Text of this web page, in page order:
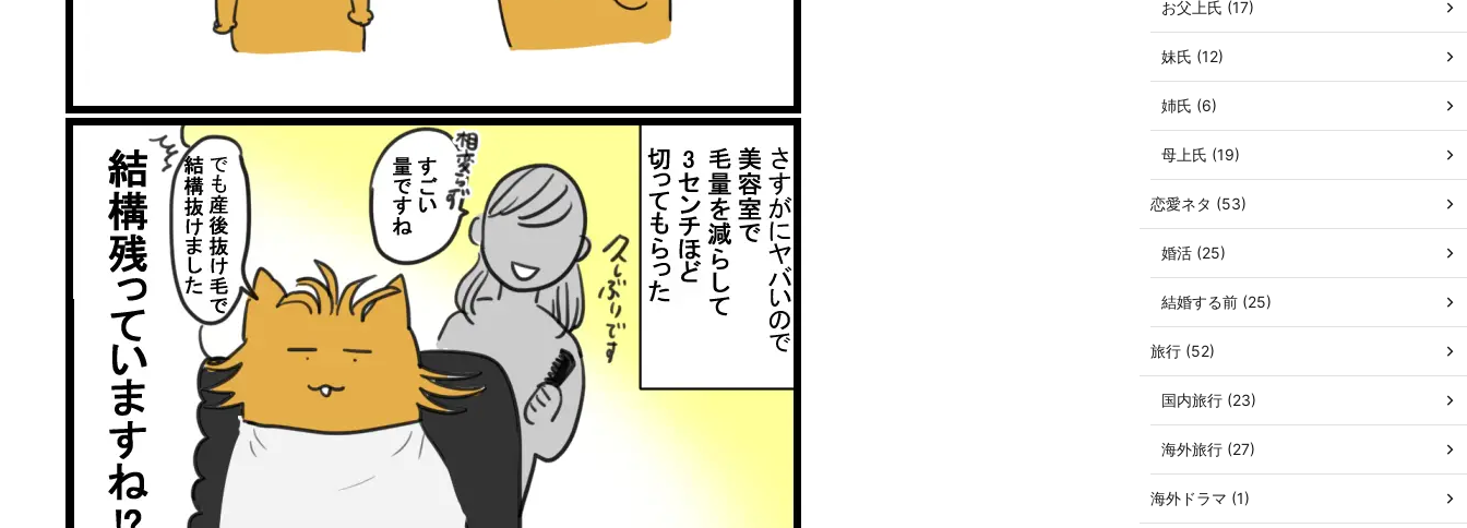
お父上氏 (17)
妹氏 (12)
姉氏 (6)
母上氏 (19)
恋愛ネタ (53)
婚活 (25)
結婚する前 (25)
旅行 (52)
国内旅行 (23)
海外旅行 (27)
海外ドラマ (1)